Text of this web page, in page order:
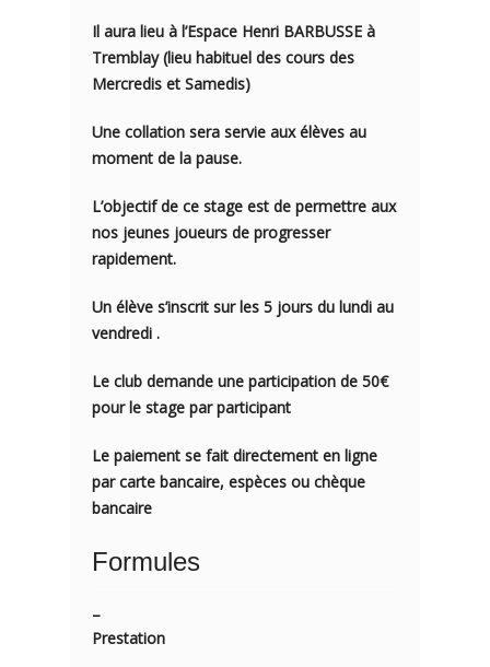
Il aura lieu à l’Espace Henri BARBUSSE à
Tremblay (lieu habituel des cours des
Mercredis et Samedis)
Une collation sera servie aux élèves au
moment de la pause.
L’objectif de ce stage est de permettre aux
nos jeunes joueurs de progresser
rapidement.
Un élève s’inscrit sur les 5 jours du lundi au
vendredi .
Le club demande une participation de 50€
pour le stage par participant
Le paiement se fait directement en ligne
par carte bancaire, espèces ou chèque
bancaire
Formules
–
Prestation